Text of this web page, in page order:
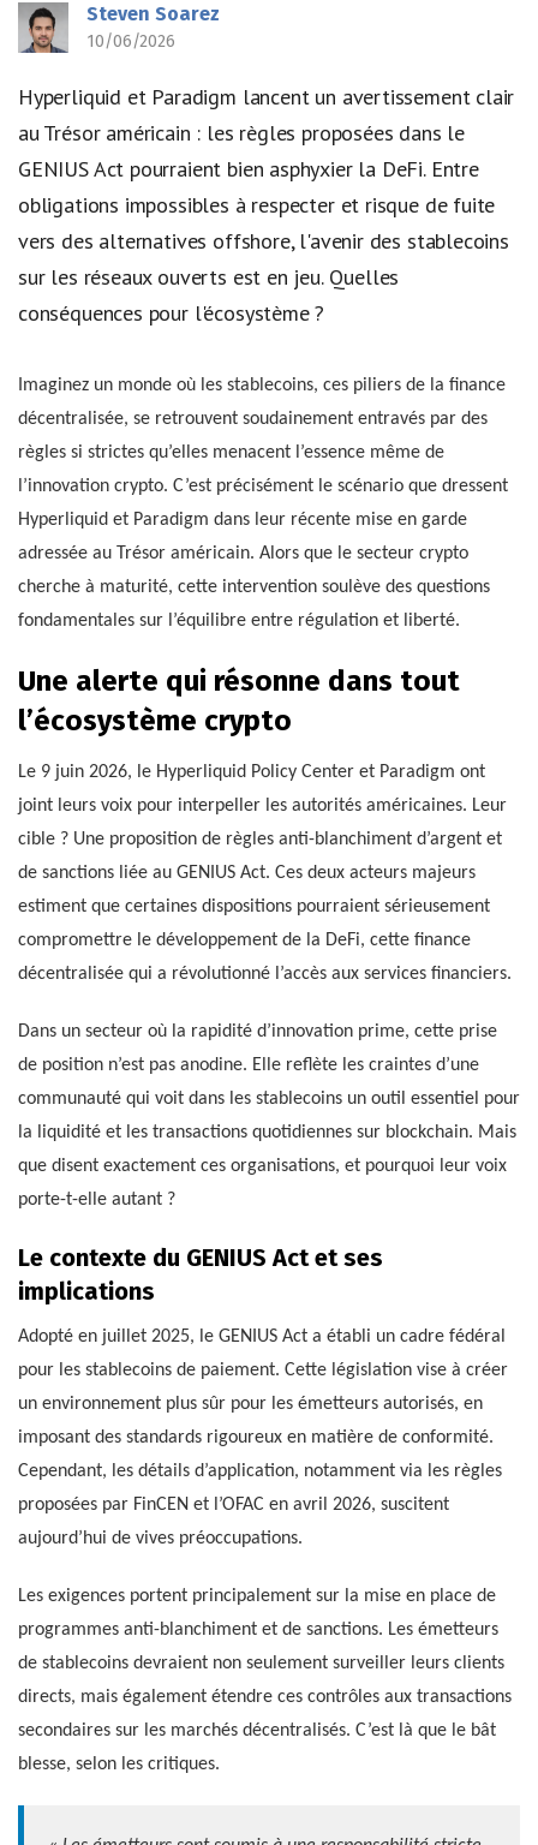
Steven Soarez
10/06/2026
Hyperliquid et Paradigm lancent un avertissement clair
au Trésor américain : les règles proposées dans le
GENIUS Act pourraient bien asphyxier la DeFi. Entre
obligations impossibles à respecter et risque de fuite
vers des alternatives offshore, l'avenir des stablecoins
sur les réseaux ouverts est en jeu. Quelles
conséquences pour l'écosystème ?
Imaginez un monde où les stablecoins, ces piliers de la finance
décentralisée, se retrouvent soudainement entravés par des
règles si strictes qu’elles menacent l’essence même de
l’innovation crypto. C’est précisément le scénario que dressent
Hyperliquid et Paradigm dans leur récente mise en garde
adressée au Trésor américain. Alors que le secteur crypto
cherche à maturité, cette intervention soulève des questions
fondamentales sur l’équilibre entre régulation et liberté.
Une alerte qui résonne dans tout
l’écosystème crypto
Le 9 juin 2026, le Hyperliquid Policy Center et Paradigm ont
joint leurs voix pour interpeller les autorités américaines. Leur
cible ? Une proposition de règles anti-blanchiment d’argent et
de sanctions liée au GENIUS Act. Ces deux acteurs majeurs
estiment que certaines dispositions pourraient sérieusement
compromettre le développement de la DeFi, cette finance
décentralisée qui a révolutionné l’accès aux services financiers.
Dans un secteur où la rapidité d’innovation prime, cette prise
de position n’est pas anodine. Elle reflète les craintes d’une
communauté qui voit dans les stablecoins un outil essentiel pour
la liquidité et les transactions quotidiennes sur blockchain. Mais
que disent exactement ces organisations, et pourquoi leur voix
porte-t-elle autant ?
Le contexte du GENIUS Act et ses
implications
Adopté en juillet 2025, le GENIUS Act a établi un cadre fédéral
pour les stablecoins de paiement. Cette législation vise à créer
un environnement plus sûr pour les émetteurs autorisés, en
imposant des standards rigoureux en matière de conformité.
Cependant, les détails d’application, notamment via les règles
proposées par FinCEN et l’OFAC en avril 2026, suscitent
aujourd’hui de vives préoccupations.
Les exigences portent principalement sur la mise en place de
programmes anti-blanchiment et de sanctions. Les émetteurs
de stablecoins devraient non seulement surveiller leurs clients
directs, mais également étendre ces contrôles aux transactions
secondaires sur les marchés décentralisés. C’est là que le bât
blesse, selon les critiques.